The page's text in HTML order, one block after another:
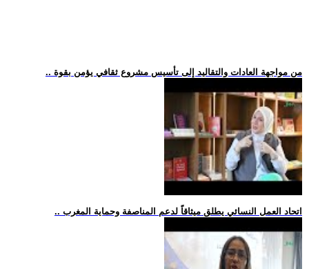
.. من مواجهة العادات والتقاليد إلى تأسيس مشروع ثقافي يؤمن بقوة
.. اتحاد العمل النسائي يطلق ميثاقاً لدعم المناصفة وحماية المغرب